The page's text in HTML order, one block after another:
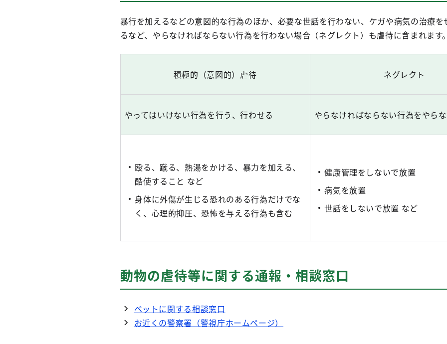
暴行を加えるなどの意図的な行為のほか、必要な世話を行わない、ケガや病気の治療を
るなど、やらなければならない行為を行わない場合（ネグレクト）も虐待に含まれます。
積極的（意図的）虐待 ネグレクト
やってはいけない行為を行う、行わせる やらなければならない行為をやら
殴る、蹴る、熱湯をかける、暴力を加える、
酷使すること など
身体に外傷が生じる恐れのある行為だけでな
く、心理的抑圧、恐怖を与える行為も含む
健康管理をしないで放置
病気を放置
世話をしないで放置 など
動物の虐待等に関する通報・相談窓口
ペットに関する相談窓口
お近くの警察署（警視庁ホームページ）